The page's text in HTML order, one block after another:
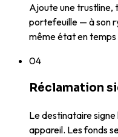
Ajoute une trustline,
portefeuille — à son
même état en temps
04
Réclamation
Le destinataire
appareil. Les fonds